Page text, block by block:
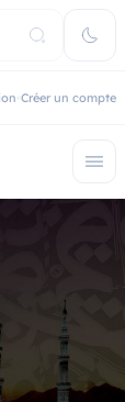
Créer un compte